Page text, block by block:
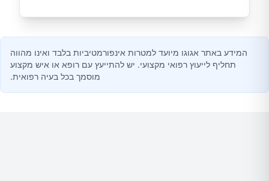
המידע באתר אגוגו מיועד למטרות אינפורמטיביות בלבד ואינו מהווה
תחליף לייעוץ רפואי מקצועי. יש להתייעץ עם רופא או איש מקצוע
מוסמך בכל בעיה רפואית.